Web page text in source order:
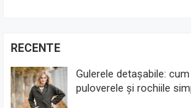
RECENTE
Gulerele detașabile:
puloverele și rochiile